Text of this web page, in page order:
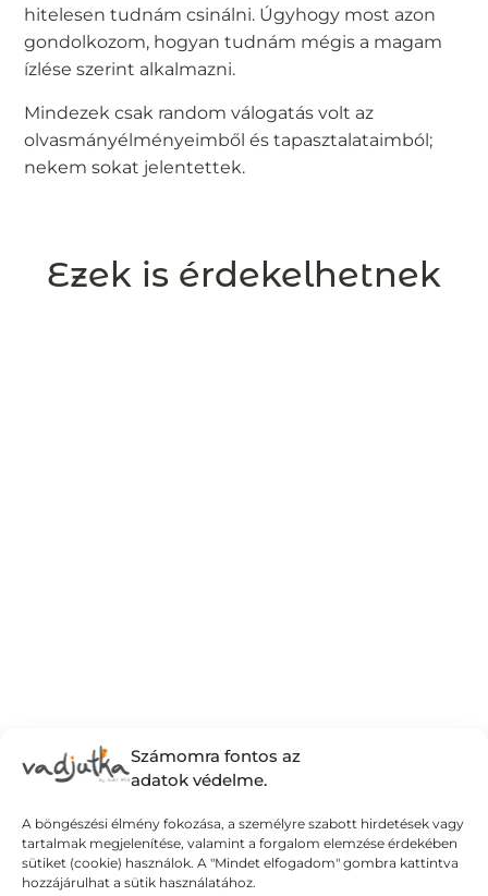
Számomra fontos az
adatok védelme.
A böngészési élmény fokozása, a személyre szabott hirdetések vagy
tartalmak megjelenítése, valamint a forgalom elemzése érdekében
sütiket (cookie) használok. A "Mindet elfogadom" gombra kattintva
hozzájárulhat a sütik használatához.
hitelesen tudnám csinálni. Úgyhogy most azon
gondolkozom, hogyan tudnám mégis a magam
ízlése szerint alkalmazni.
Mindezek csak random válogatás volt az
olvasmányélményeimből és tapasztalataimból;
nekem sokat jelentettek.
Ezek is érdekelhetnek
Édes kis haszontalanság – élj a
szabadsággal!